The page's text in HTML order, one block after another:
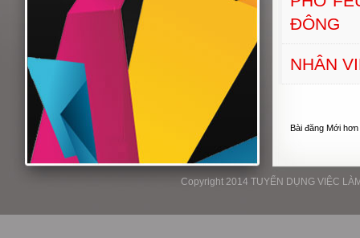
ĐÔNG
NHÂN
Bài đăng Mới hơn
Copyright 2014 TUYỂN DỤNG VIỆC